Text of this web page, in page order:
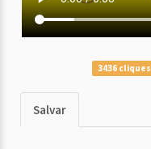
3436 cliques
Salvar